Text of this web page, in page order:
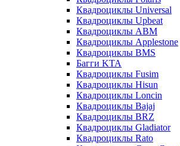
Квадроциклы Universal
Квадроциклы Upbeat
Квадроциклы ABM
Квадроциклы Applestone
Квадроциклы BMS
Багги KTA
Квадроциклы Fusim
Квадроциклы Hisun
Квадроциклы Loncin
Квадроциклы Bajaj
Квадроциклы BRZ
Квадроциклы Gladiator
Квадроциклы Rato